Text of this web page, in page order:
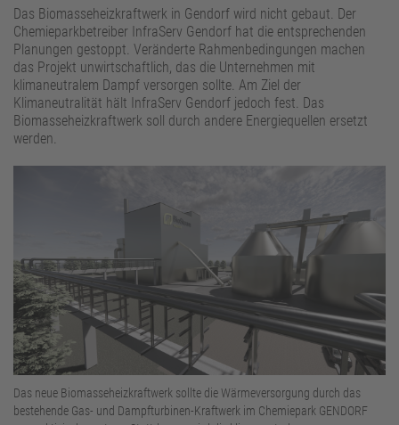
Bildungsakademie
Standortbetreiber
Das Biomasseheizkraftwerk in Gendorf wird nicht gebaut. Der
Chemieparkbetreiber InfraServ Gendorf hat die entsprechenden
Planungen gestoppt. Veränderte Rahmenbedingungen machen
das Projekt unwirtschaftlich, das die Unternehmen mit
klimaneutralem Dampf versorgen sollte. Am Ziel der
Klimaneutralität hält InfraServ Gendorf jedoch fest. Das
Biomasseheizkraftwerk soll durch andere Energiequellen ersetzt
werden.
Das neue Biomasseheizkraftwerk sollte die Wärmeversorgung durch das
bestehende Gas- und Dampfturbinen-Kraftwerk im Chemiepark GENDORF